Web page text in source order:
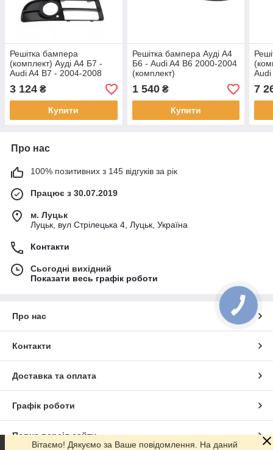
Решітка бампера
(комплект) Ауді А4 Б7 -
Audi A4 B7 - 2004-2008
3 124 ₴
Купити
Решітка бампера Ауді А4
Б6 - Audi A4 B6 2000-2004
(комплект)
1 540₴
Купити
7
Про нас
100% позитивних з 145 відгуків за рік
Працює з 30.07.2019
м. Луцьк
Луцьк, вул Стрілецька 4, Луцьк, Україна
Контакти
Сьогодні вихідний
Показати весь графік роботи
Про нас
Контакти
Доставка та оплата
Графік роботи
Повна версія сайту
Вітаємо! Дякуємо за Ваше повідомлення. На даний